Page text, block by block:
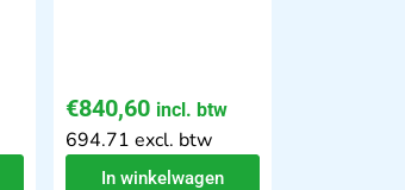
€840,60 incl. btw
694.71 excl. btw
In winkelwagen